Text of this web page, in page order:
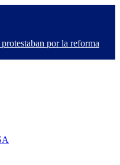
por la reforma